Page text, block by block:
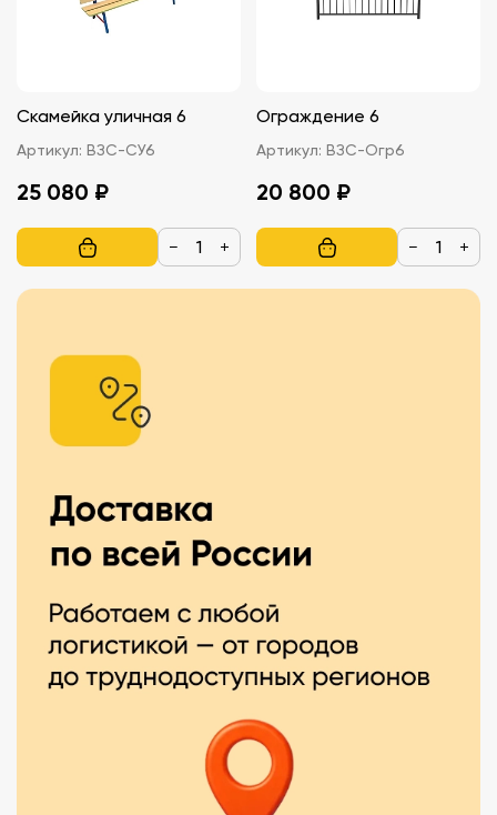
Скамейка уличная 6
Артикул: ВЗС-СУ6
25 080 ₽
− +
Ограждение 6
Артикул: ВЗС-Огр6
20 800 ₽
− +